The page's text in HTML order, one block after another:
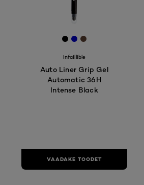
[Color]: #000000
[Color]: #0000cc
[Color]:
Infaillible
Auto Liner Grip Gel
Automatic 36H
Intense Black
VAADAKE TOODET